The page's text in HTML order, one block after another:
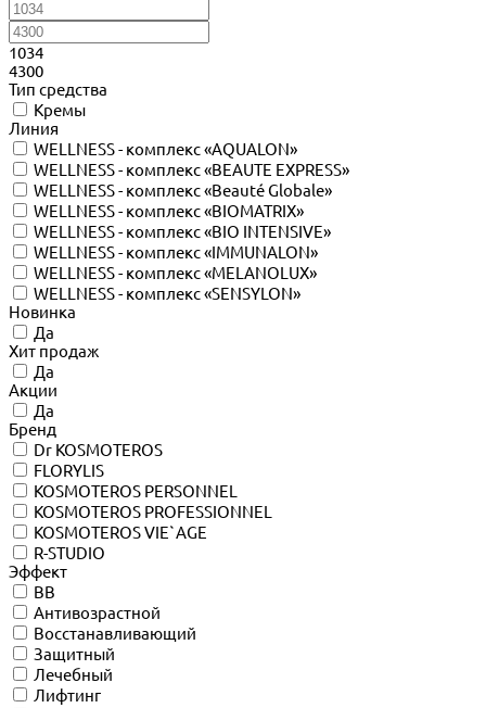
1034
4300
Тип средства
Кремы
Линия
WELLNESS - комплекс «AQUALON»
WELLNESS - комплекс «BEAUTE EXPRESS»
WELLNESS - комплекс «Beauté Globale»
WELLNESS - комплекс «BIOMATRIX»
WELLNESS - комплекс «BIO INTENSIVE»
WELLNESS - комплекс «IMMUNALON»
WELLNESS - комплекс «MELANOLUX»
WELLNESS - комплекс «SENSYLON»
Новинка
Да
Хит продаж
Да
Акции
Да
Бренд
Dr KOSMOTEROS
FLORYLIS
KOSMOTEROS PERSONNEL
KOSMOTEROS PROFESSIONNEL
KOSMOTEROS VIE`AGE
R-STUDIO
Эффект
BB
Антивозрастной
Восстанавливающий
Защитный
Лечебный
Лифтинг